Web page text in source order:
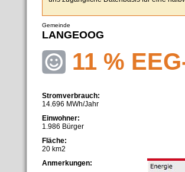
Gemeinde
LANGEOOG
11 %
Stromverbrauch:
14.696 MWh/Jahr
Einwohner:
1.986 Bürger
Fläche:
20 km2
Anmerkungen: